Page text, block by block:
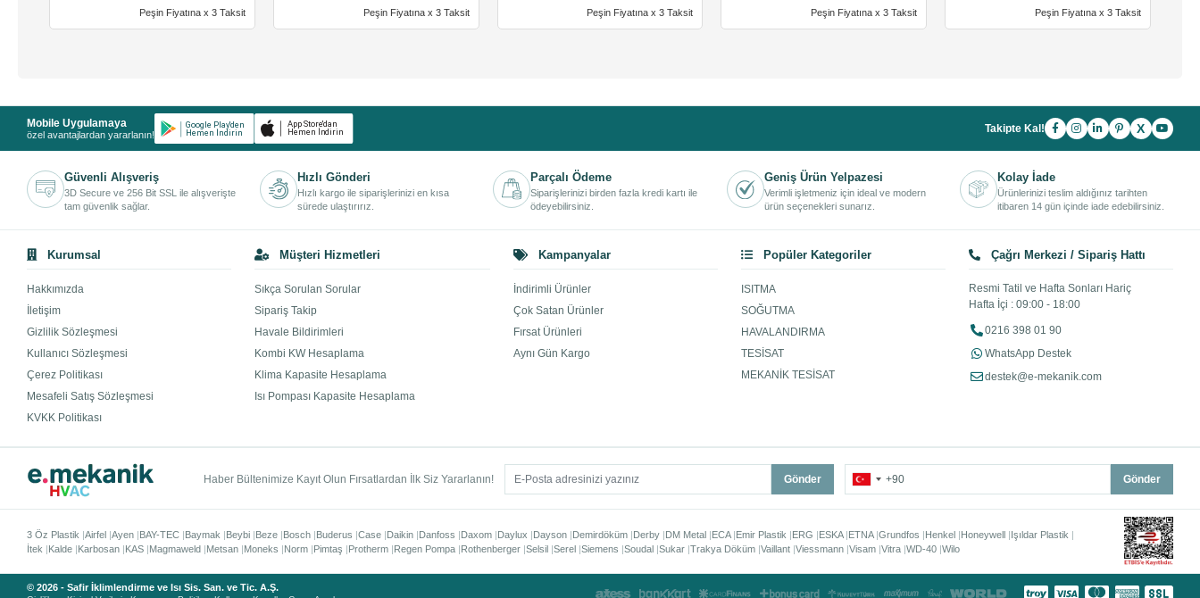
Peşin Fiyatına x 3 Taksit Peşin Fiyatına x 3 Taksit Peşin Fiyatına x 3 Taksit Peşin Fiyatına x 3 Taksit Peşin Fiyatına x 3 Taksit
Mobile Uygulamaya
özel avantajlardan yararlanın! Takipte Kal! X
Güvenli Alışveriş
3D Secure ve 256 Bit SSL ile alışverişte
tam güvenlik sağlar.
Hızlı Gönderi
Hızlı kargo ile siparişlerinizi en kısa
sürede ulaştırırız.
Parçalı Ödeme
Siparişlerinizi birden fazla kredi kartı ile
ödeyebilirsiniz.
Geniş Ürün Yelpazesi
Verimli işletmeniz için ideal ve modern
ürün seçenekleri sunarız.
Kolay İade
Ürünlerinizi teslim aldığınız tarihten
itibaren 14 gün içinde iade edebilirsiniz.
Kurumsal
Hakkımızda
İletişim
Gizlilik Sözleşmesi
Kullanıcı Sözleşmesi
Çerez Politikası
Mesafeli Satış Sözleşmesi
KVKK Politikası
Müşteri Hizmetleri
Sıkça Sorulan Sorular
Sipariş Takip
Havale Bildirimleri
Kombi KW Hesaplama
Klima Kapasite Hesaplama
Isı Pompası Kapasite Hesaplama
Kampanyalar
İndirimli Ürünler
Çok Satan Ürünler
Fırsat Ürünleri
Aynı Gün Kargo
Popüler Kategoriler
ISITMA
SOĞUTMA
HAVALANDIRMA
TESİSAT
MEKANİK TESİSAT
Çağrı Merkezi / Sipariş Hattı
Resmi Tatil ve Hafta Sonları Hariç
Hafta İçi : 09:00 - 18:00
0216 398 01 90
WhatsApp Destek
destek@e-mekanik.com
Haber Bültenimize Kayıt Olun Fırsatlardan İlk Siz Yararlanın! Gönder Gönder
3 Öz Plastik Airfel Ayen BAY-TEC Baymak Beybi Beze Bosch Buderus Case Daikin Danfoss Daxom Daylux Dayson Demirdöküm Derby DM Metal ECA Emir Plastik ERG ESKA ETNA Grundfos Henkel Honeywell Işıldar Plastik
İtek
Kalde Karbosan KAS Magmaweld Metsan Moneks Norm Pimtaş Protherm Regen Pompa Rothenberger Selsil Serel Siemens Soudal Sukar Trakya Döküm Vaillant Viessmann Visam Vitra WD-40 Wilo
© 2026 - Safir İklimlendirme ve Isı Sis. San. ve Tic. A.Ş.